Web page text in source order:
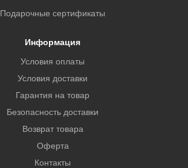
Подарочные сертификаты
Информация
Условия оплаты
Условия доставки
Гарантия на товар
Безопасность доставки
Возврат товара
Оферта
Контакты